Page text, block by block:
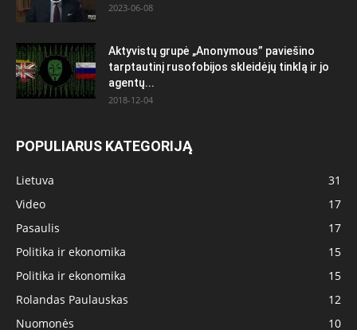
2023-06-08
Aktyvistų grupė „Anonymous” paviešino
tarptautinį rusofobijos skleidėjų tinklą ir jo
agentų...
2018-12-04
POPULIARUS KATEGORIJĄ
Lietuva
31
Video
17
Pasaulis
17
Politika ir ekonomika
15
Politika ir ekonomika
15
Rolandas Paulauskas
12
Nuomonės
10